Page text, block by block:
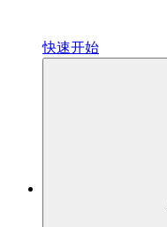
快速开始